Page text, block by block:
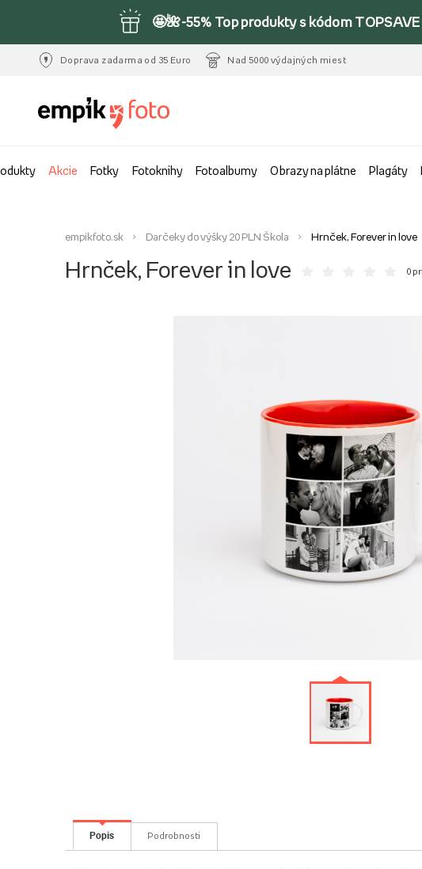
🤩🌺-55% Top produkty s kódom
Doprava zadarma od 35 Euro Nad 5000 výdajných miest
Akcie Fotky Fotoknihy Fotoalbumy Obrazy na plátne Plagáty
empikfoto.sk Darčeky do výšky 20 PLN Škola Hrnček, Forever in love
Hrnček, Forever in love 0
Popis Podrobnosti